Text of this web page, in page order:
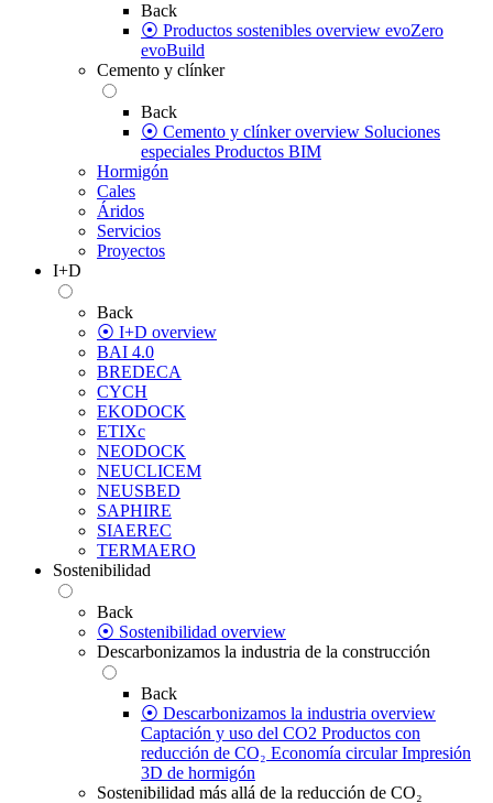
Back
⦿ Productos sostenibles overview evoZero
evoBuild
Cemento y clínker
Back
⦿ Cemento y clínker overview Soluciones
especiales Productos BIM
Hormigón
Cales
Áridos
Servicios
Proyectos
I+D
Back
⦿ I+D overview
BAI 4.0
BREDECA
CYCH
EKODOCK
ETIXc
NEODOCK
NEUCLICEM
NEUSBED
SAPHIRE
SIAEREC
TERMAERO
Sostenibilidad
Back
⦿ Sostenibilidad overview
Descarbonizamos la industria de la construcción
Back
⦿ Descarbonizamos la industria overview
Captación y uso del CO2 Productos con
reducción de CO₂ Economía circular Impresión
3D de hormigón
Sostenibilidad más allá de la reducción de CO₂